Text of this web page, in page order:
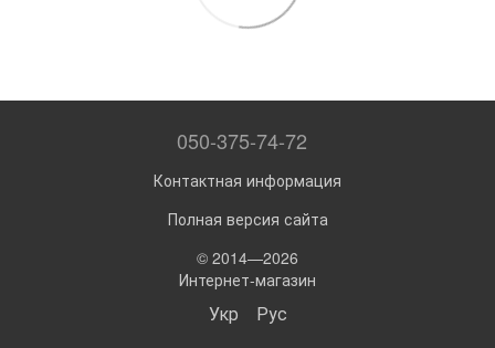
050-375-74-72
Контактная информация
Полная версия сайта
© 2014—2026
Интернет-магазин
Укр Рус